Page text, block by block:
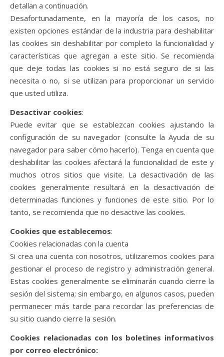
detallan a continuación.
Desafortunadamente, en la mayoría de los casos, no
existen opciones estándar de la industria para deshabilitar
las cookies sin deshabilitar por completo la funcionalidad y
características que agregan a este sitio. Se recomienda
que deje todas las cookies si no está seguro de si las
necesita o no, si se utilizan para proporcionar un servicio
que usted utiliza.
Desactivar cookies:
Puede evitar que se establezcan cookies ajustando la
configuración de su navegador (consulte la Ayuda de su
navegador para saber cómo hacerlo). Tenga en cuenta que
deshabilitar las cookies afectará la funcionalidad de este y
muchos otros sitios que visite. La desactivación de las
cookies generalmente resultará en la desactivación de
determinadas funciones y funciones de este sitio. Por lo
tanto, se recomienda que no desactive las cookies.
Cookies que establecemos:
Cookies relacionadas con la cuenta
Si crea una cuenta con nosotros, utilizaremos cookies para
gestionar el proceso de registro y administración general.
Estas cookies generalmente se eliminarán cuando cierre la
sesión del sistema; sin embargo, en algunos casos, pueden
permanecer más tarde para recordar las preferencias de
su sitio cuando cierre la sesión.
Cookies relacionadas con los boletines informativos
por correo electrónico: